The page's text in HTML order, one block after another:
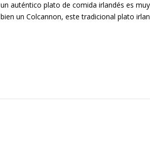
un auténtico plato de comida irlandés es
bien un Colcannon, este tradicional plato